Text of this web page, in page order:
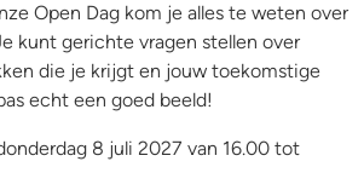
Open Dag kom je alles te weten over
kunt gerichte vragen stellen over
die je krijgt en jouw toekomstige
echt een goed beeld!
8 juli 2027 van 16.00 tot